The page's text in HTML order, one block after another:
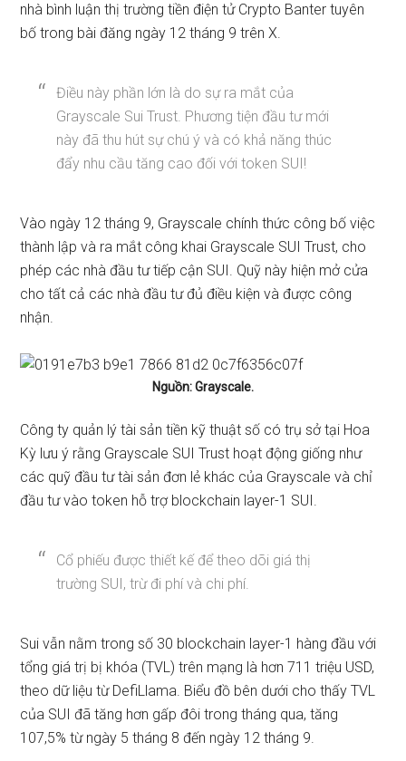
nhà bình luận thị trường tiền điện tử Crypto Bantertuyên
bố trong bài đăng ngày 12 tháng 9 trên X.
Điều này phần lớn là do sự ra mắt của
Grayscale Sui Trust. Phương tiện đầu tư mới
này đã thu hút sự chú ý và có khả năng thúc
đẩy nhu cầu tăng cao đối với token SUI!
Vào ngày 12 tháng 9, Grayscale chính thức công bố việc
thành lập và ra mắt công khai Grayscale SUI Trust, cho
phép các nhà đầu tư tiếp cận SUI. Quỹ này hiện mở cửa
cho tất cả các nhà đầu tư đủ điều kiện và được công
nhận.
Nguồn: Grayscale.
Công ty quản lý tài sản tiền kỹ thuật số có trụ sở tại Hoa
Kỳ lưu ý rằng Grayscale SUI Trust hoạt động giống như
các quỹ đầu tư tài sản đơn lẻ khác của Grayscale và chỉ
đầu tư vào token hỗ trợ blockchain layer-1 SUI.
Cổ phiếu được thiết kế để theo dõi giá thị
trường SUI, trừ đi phí và chi phí.
Sui vẫn nằm trong số 30 blockchain layer-1 hàng đầu với
tổng giá trị bị khóa (TVL) trên mạng là hơn 711 triệu USD,
theo dữ liệu từ DefiLlama. Biểu đồ bên dưới cho thấy TVL
của SUI đã tăng hơn gấp đôi trong tháng qua, tăng
107,5% từ ngày 5 tháng 8 đến ngày 12 tháng 9.